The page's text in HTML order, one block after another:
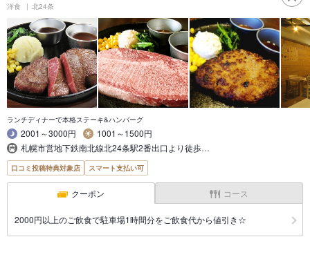
洋食 北24条
ランチディナーで本格ステーキ&ハンバーグ
2001～3000円
1001～1500円
札幌市営地下鉄南北線北24条駅2番出口より徒歩…
口コミ投稿特典対象店 スマート支払い可
クーポン コース
2000円以上のご飲食で駐車場1時間分をご飲食代から値引き☆